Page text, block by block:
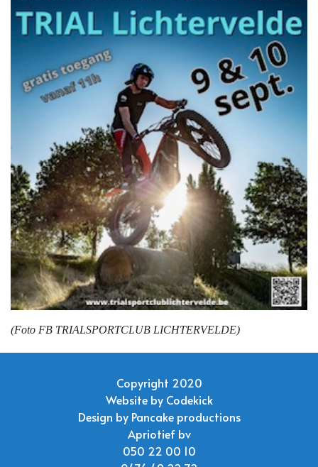
(Foto FB TRIALSPORTCLUB LICHTERVELDE)
Copyright 2020
Website by Codekick
Design by Pancake productions
Apriotief bv
050 22 00 10